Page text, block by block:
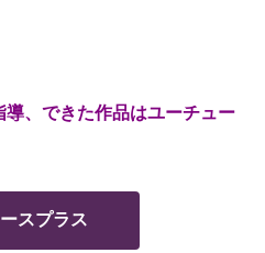
、できた作品はユーチュー
スプラス